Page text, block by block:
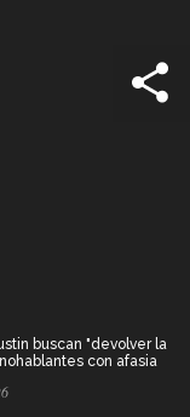
buscan "devolver la
con afasia